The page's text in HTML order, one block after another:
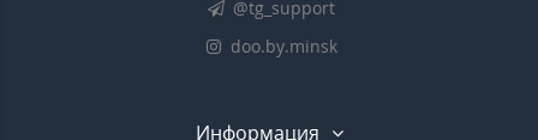
@tg_support
doo.by.minsk
Информация